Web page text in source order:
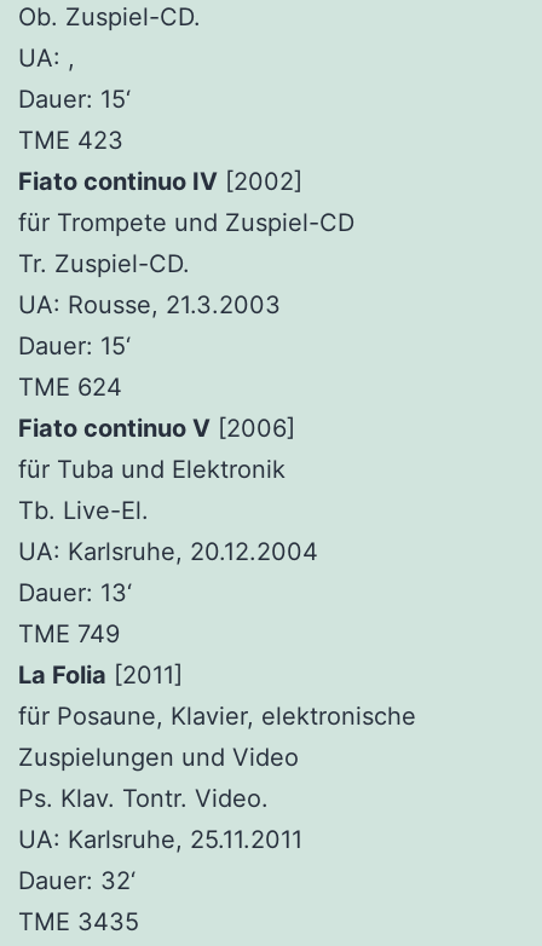
Ob. Zuspiel-CD.
UA: ,
Dauer: 15‘
TME 423
Fiato continuo IV [2002]
für Trompete und Zuspiel-CD
Tr. Zuspiel-CD.
UA: Rousse, 21.3.2003
Dauer: 15‘
TME 624
Fiato continuo V [2006]
für Tuba und Elektronik
Tb. Live-El.
UA: Karlsruhe, 20.12.2004
Dauer: 13‘
TME 749
La Folia [2011]
für Posaune, Klavier, elektronische
Zuspielungen und Video
Ps. Klav. Tontr. Video.
UA: Karlsruhe, 25.11.2011
Dauer: 32‘
TME 3435